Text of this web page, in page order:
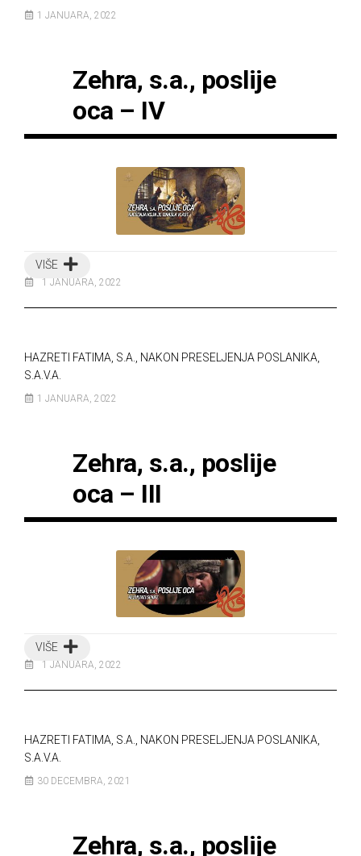
1 JANUARA, 2022
Zehra, s.a., poslije
oca – IV
VIŠE
1 JANUARA, 2022
HAZRETI FATIMA, S.A., NAKON PRESELJENJA POSLANIKA,
S.A.V.A.
1 JANUARA, 2022
Zehra, s.a., poslije
oca – III
VIŠE
1 JANUARA, 2022
HAZRETI FATIMA, S.A., NAKON PRESELJENJA POSLANIKA,
S.A.V.A.
30 DECEMBRA, 2021
Zehra, s.a., poslije